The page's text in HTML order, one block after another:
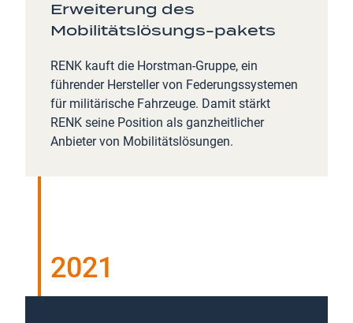
Erweiterung des
Mobilitätslösungs-pakets
RENK kauft die Horstman-Gruppe, ein
führender Hersteller von Federungssystemen
für militärische Fahrzeuge. Damit stärkt
RENK seine Position als ganzheitlicher
Anbieter von Mobilitätslösungen.
2021